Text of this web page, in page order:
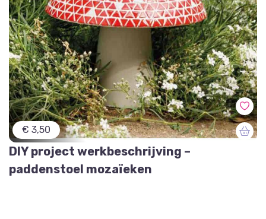
€ 3,50
DIY project werkbeschrijving –
paddenstoel mozaïeken